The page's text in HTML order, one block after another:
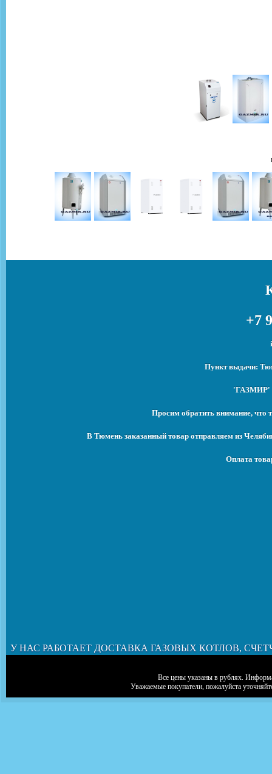
+7
Пункт выдачи:
'ГАЗМИР' -
Просим обратить внимание, что
В Тюмень заказанный товар отправляем из
Оплата
У НАС РАБОТАЕТ ДОСТАВКА ГАЗОВЫХ КОТЛОВ,
Все цены указаны в рублях.
Уважаемые покупатели, пожалуйста